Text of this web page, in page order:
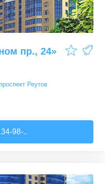
пр., 24»
Реутов
98-..